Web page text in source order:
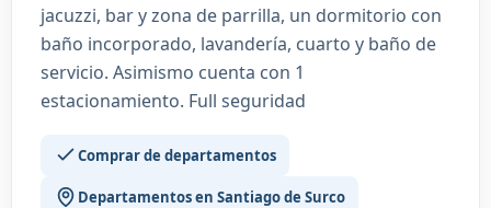
jacuzzi, bar y zona de parrilla, un dormitorio con
baño incorporado, lavandería, cuarto y baño de
servicio. Asimismo cuenta con 1
estacionamiento. Full seguridad
Comprar de departamentos
Departamentos en Santiago de Surco